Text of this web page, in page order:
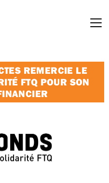
REMERCIE LE
FTQ POUR SON